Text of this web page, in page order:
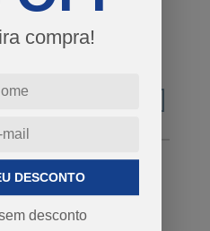
compra!
DESCONTO
desconto
R$ 199,90
VIBRAR INVERNO